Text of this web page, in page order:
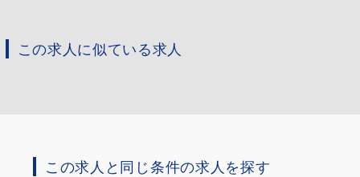
この求人に似ている求人
この求人と同じ条件の求人を探す